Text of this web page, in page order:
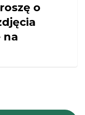
o
na